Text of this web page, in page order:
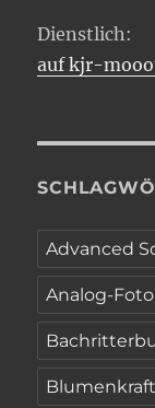
Dienstlich:
auf kjr-
Advanced
Analog-Foto